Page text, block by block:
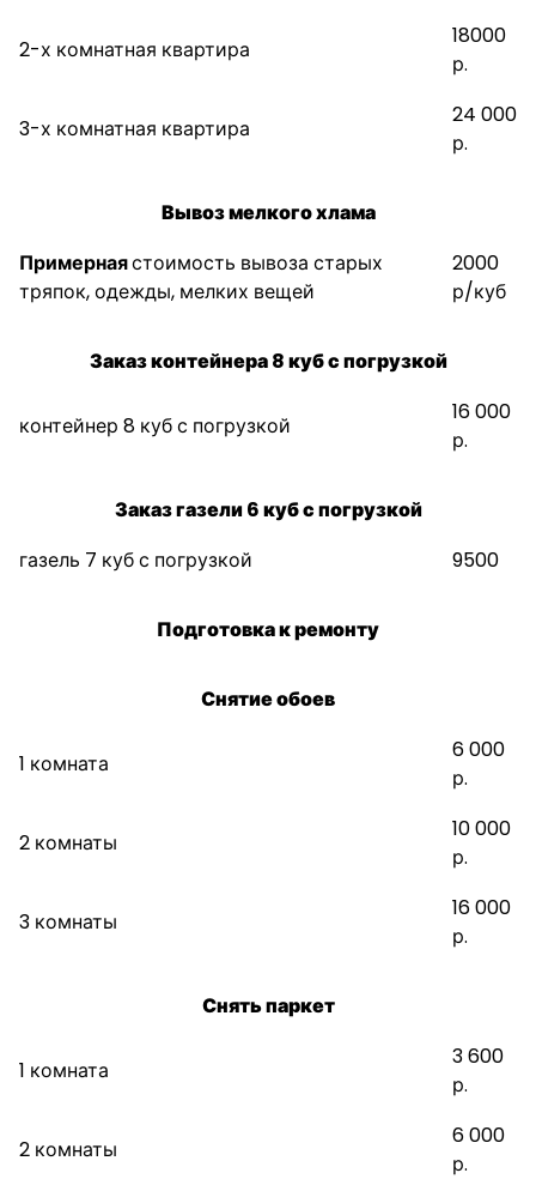
2-х комнатная квартира
18000
р.
3-х комнатная квартира
24 000
р.
Вывоз мелкого хлама
Примернаястоимость вывоза старых
тряпок, одежды, мелких вещей
2000
р/куб
Заказ контейнера 8 куб с погрузкой
контейнер 8 куб с погрузкой
16 000
р.
Заказ газели 6 куб с погрузкой
газель 7 куб с погрузкой
9500
Подготовка к ремонту
Снятие обоев
1 комната
6 000
р.
2 комнаты
10 000
р.
3 комнаты
16 000
р.
Снять паркет
1 комната
3 600
р.
2 комнаты
6 000
р.